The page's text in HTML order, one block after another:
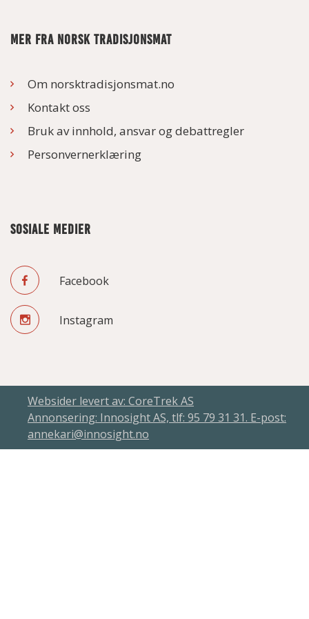
MER FRA NORSK TRADISJONSMAT
Om norsktradisjonsmat.no
Kontakt oss
Bruk av innhold, ansvar og debattregler
Personvernerklæring
SOSIALE MEDIER
Facebook
Instagram
Websider levert av: CoreTrek AS
Annonsering: Innosight AS, tlf: 95 79 31 31. E-post:
annekari@innosight.no